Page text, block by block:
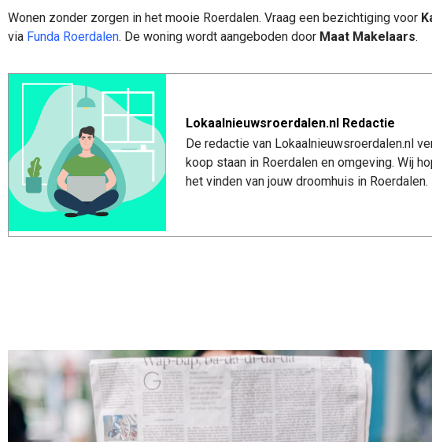
Wonen zonder zorgen in het mooie Roerdalen. Vraag een bezichtiging voor
via Funda Roerdalen. De woning wordt aangeboden door Maat Makelaars.
Lokaalnieuwsroerdalen.nl Redactie
De redactie van Lokaalnieuwsroerdalen.nl
koop staan in Roerdalen en omgeving. Wij
het vinden van jouw droomhuis in Roerdalen.